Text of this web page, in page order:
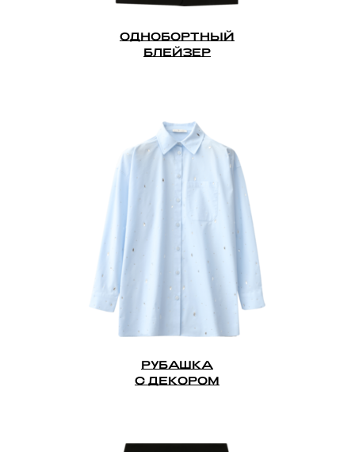
ОДНОБОРТНЫЙ
БЛЕЙЗЕР
РУБАШКА
С ДЕКОРОМ